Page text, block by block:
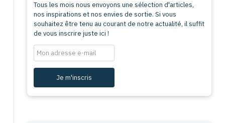
Tous les mois nous envoyons une sélection d'articles,
nos inspirations et nos envies de sortie. Si vous
souhaitez être tenu au courant de notre actualité, il suffit
de vous inscrire juste ici !